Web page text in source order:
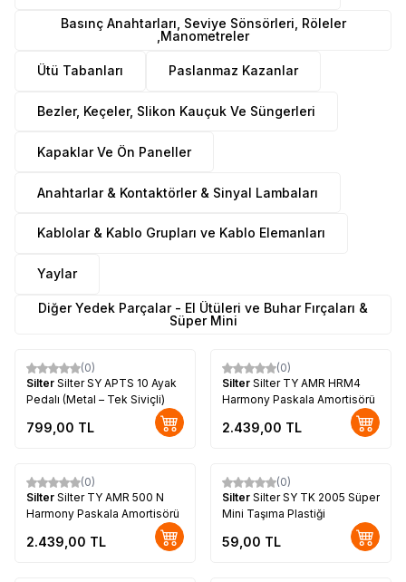
Basınç Anahtarları, Seviye Sönsörleri, Röleler
,Manometreler
Ütü Tabanları Paslanmaz Kazanlar
Bezler, Keçeler, Slikon Kauçuk Ve Süngerleri
Kapaklar Ve Ön Paneller
Anahtarlar & Kontaktörler & Sinyal Lambaları
Kablolar & Kablo Grupları ve Kablo Elemanları
Yaylar
Diğer Yedek Parçalar - El Ütüleri ve Buhar Fırçaları &
Süper Mini
(0)
Silter Silter SY APTS 10 Ayak
Pedalı (Metal – Tek Siviçli)
799,00 TL
(0)
Silter Silter TY AMR HRM4
Harmony Paskala Amortisörü
2.439,00 TL
(0)
Silter Silter TY AMR 500 N
Harmony Paskala Amortisörü
2.439,00 TL
(0)
Silter Silter SY TK 2005 Süper
Mini Taşıma Plastiği
59,00 TL